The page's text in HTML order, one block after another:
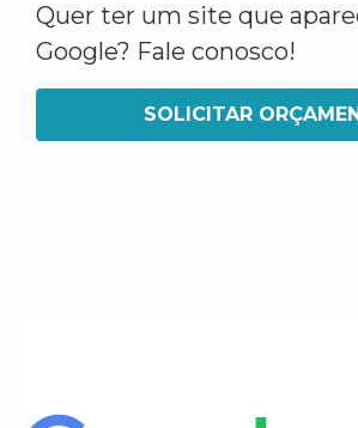
Quer ter um site que
Google? Fale conosco!
SOLICITAR